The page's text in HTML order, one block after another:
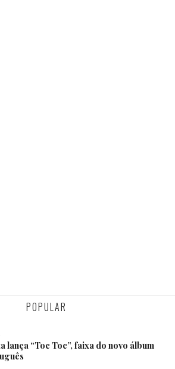
POPULAR
lança “Toc Toc”, faixa do novo álbum